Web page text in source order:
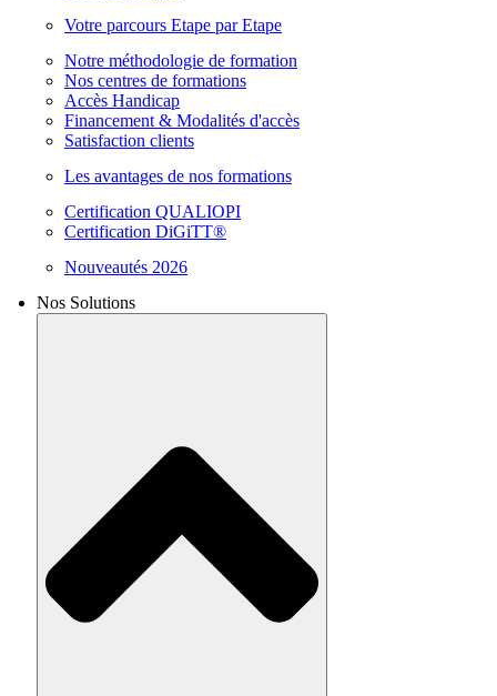
Votre parcours Etape par Etape
Notre méthodologie de formation
Nos centres de formations
Accès Handicap
Financement & Modalités d'accès
Satisfaction clients
Les avantages de nos formations
Certification QUALIOPI
Certification DiGiTT®
Nouveautés 2026
Nos Solutions